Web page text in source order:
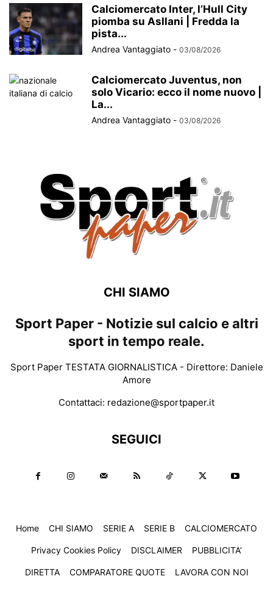
Calciomercato Inter, l’Hull City
piomba su Asllani | Fredda la
pista...
Andrea Vantaggiato - 03/08/2026
Calciomercato Juventus, non
solo Vicario: ecco il nome nuovo |
La...
Andrea Vantaggiato - 03/08/2026
CHI SIAMO
Sport Paper - Notizie sul calcio e altri
sport in tempo reale.
Sport Paper TESTATA GIORNALISTICA - Direttore: Daniele
Amore
Contattaci: redazione@sportpaper.it
SEGUICI
Home CHI SIAMO SERIE A SERIE B CALCIOMERCATO
Privacy Cookies Policy DISCLAIMER PUBBLICITA’
DIRETTA COMPARATORE QUOTE LAVORA CON NOI